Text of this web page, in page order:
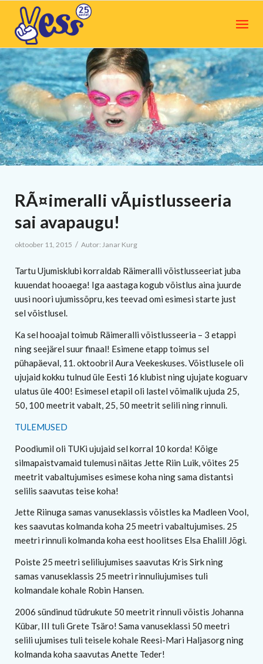
RÃ¤imeralli vÃµistlusseeria
sai avapaugu!
oktoober 11, 2015 / Autor: Janar Kurg
Tartu Ujumisklubi korraldab Räimeralli võistlusseeriat juba
kuuendat hooaega! Iga aastaga kogub võistlus aina juurde
uusi noori ujumissõpru, kes teevad omi esimesi starte just
sel võistlusel.
Ka sel hooajal toimub Räimeralli võistlusseeria – 3 etappi
ning seejärel suur finaal! Esimene etapp toimus sel
pühapäeval, 11. oktoobril Aura Veekeskuses. Võistlusele oli
ujujaid kokku tulnud üle Eesti 16 klubist ning ujujate koguarv
ulatus üle 400! Esimesel etapil oli lastel võimalik ujuda 25,
50, 100 meetrit vabalt, 25, 50 meetrit selili ning rinnuli.
TULEMUSED
Poodiumil oli TUKi ujujaid sel korral 10 korda! Kõige
silmapaistvamaid tulemusi näitas Jette Riin Luik, võites 25
meetrit vabaltujumises esimese koha ning sama distantsi
selilis saavutas teise koha!
Jette Riinuga samas vanuseklassis võistles ka Madleen Vool,
kes saavutas kolmanda koha 25 meetri vabaltujumises. 25
meetri rinnuli kolmanda koha eest hoolitses Elsa Ehalill Jõgi.
Poiste 25 meetri seliliujumises saavutas Kris Sirk ning
samas vanuseklassis 25 meetri rinnuliujumises tuli
kolmandale kohale Robin Hansen.
2006 sündinud tüdrukute 50 meetrit rinnuli võistis Johanna
Kübar, III tuli Grete Tsäro! Sama vanuseklassi 50 meetri
selili ujumises tuli teisele kohale Reesi-Mari Haljasorg ning
kolmanda koha saavutas Anette Teder!